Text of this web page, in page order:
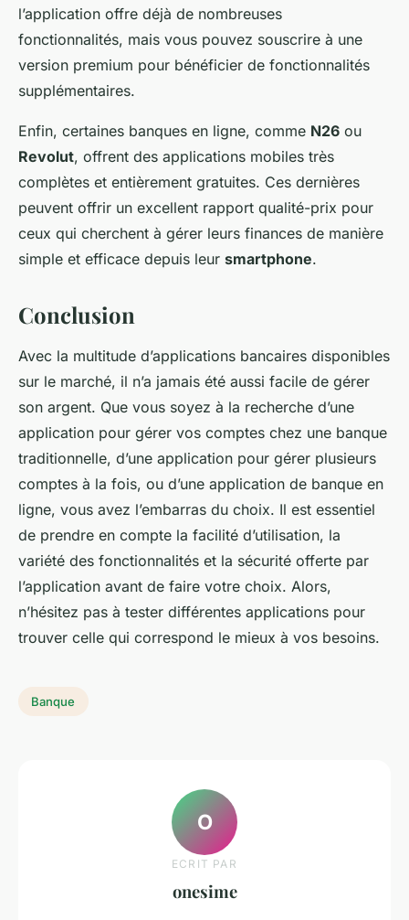
l’application offre déjà de nombreuses
fonctionnalités, mais vous pouvez souscrire à une
version premium pour bénéficier de fonctionnalités
supplémentaires.
Enfin, certaines banques en ligne, comme N26 ou
Revolut, offrent des applications mobiles très
complètes et entièrement gratuites. Ces dernières
peuvent offrir un excellent rapport qualité-prix pour
ceux qui cherchent à gérer leurs finances de manière
simple et efficace depuis leur smartphone.
Conclusion
Avec la multitude d’applications bancaires disponibles
sur le marché, il n’a jamais été aussi facile de gérer
son argent. Que vous soyez à la recherche d’une
application pour gérer vos comptes chez une banque
traditionnelle, d’une application pour gérer plusieurs
comptes à la fois, ou d’une application de banque en
ligne, vous avez l’embarras du choix. Il est essentiel
de prendre en compte la facilité d’utilisation, la
variété des fonctionnalités et la sécurité offerte par
l’application avant de faire votre choix. Alors,
n’hésitez pas à tester différentes applications pour
trouver celle qui correspond le mieux à vos besoins.
Banque
O
ECRIT PAR
onesime